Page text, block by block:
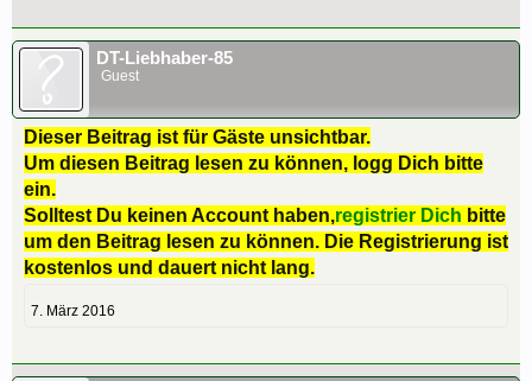
DT-Liebhaber-85
Guest
Dieser Beitrag ist für Gäste unsichtbar.
Um diesen Beitrag lesen zu können, logg Dich bitte
ein.
Solltest Du keinen Account haben,registrier Dich bitte
um den Beitrag lesen zu können. Die Registrierung ist
kostenlos und dauert nicht lang.
7. März 2016